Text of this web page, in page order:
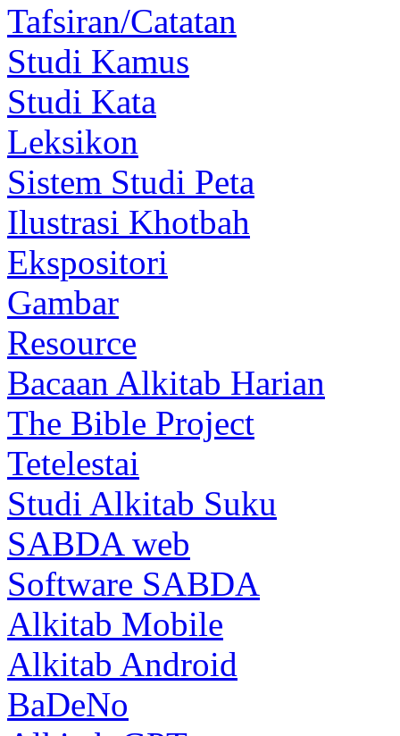
Tafsiran/Catatan
Studi Kamus
Studi Kata
Leksikon
Sistem Studi Peta
Ilustrasi Khotbah
Ekspositori
Gambar
Resource
Bacaan Alkitab Harian
The Bible Project
Tetelestai
Studi Alkitab Suku
SABDA web
Software SABDA
Alkitab Mobile
Alkitab Android
BaDeNo